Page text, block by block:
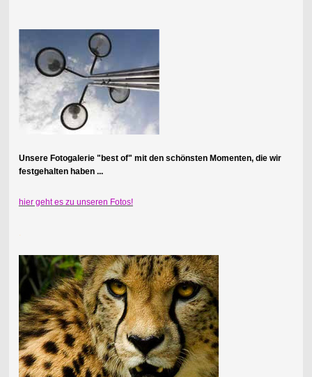
Unsere Fotogalerie "best of" mit den schönsten Momenten, die wir
festgehalten haben ...
hier geht es zu unseren Fotos!
.